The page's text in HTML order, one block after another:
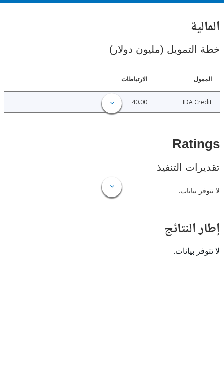
(مليون دولار)
الارتباطات
IDA
التنفيذ
بيانات.
بيانات.